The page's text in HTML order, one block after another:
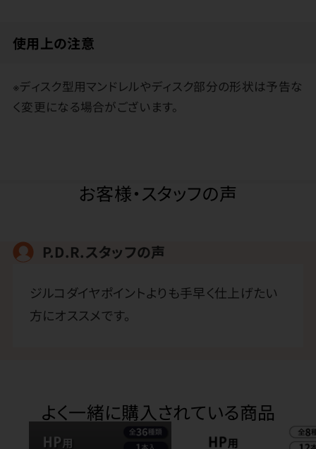
使用上の注意
※ディスク型用マンドレルやディスク部分の形状は予告な
く変更になる場合がございます。
お客様・スタッフの声
P.D.R.スタッフの声
ジルコダイヤポイントよりも手早く仕上げたい
方にオススメです。
よく一緒に購入されている商品